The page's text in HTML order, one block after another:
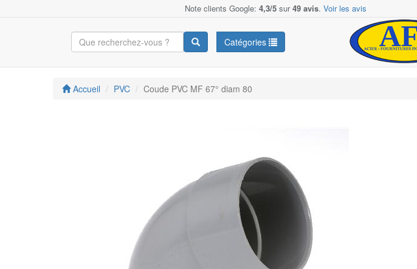
Note clients Google: 4,3/5 sur49 avis. Voir les avis
Catégories
Accueil PVC Coude PVC MF 67° diam 80